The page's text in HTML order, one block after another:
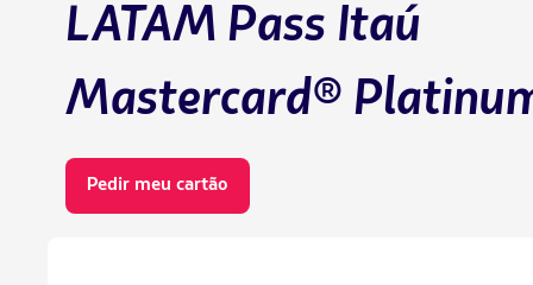
LATAM Pass Itaú
Mastercard®
Pedir meu cartão